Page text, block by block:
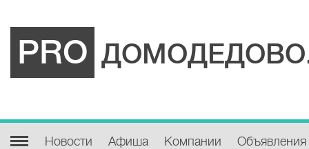
PRO
Новости Афиша Компании Объявления